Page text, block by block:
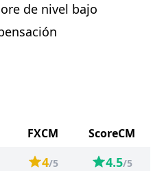
de nivel bajo
FXCM
ScoreCM
4/5 4.5/5